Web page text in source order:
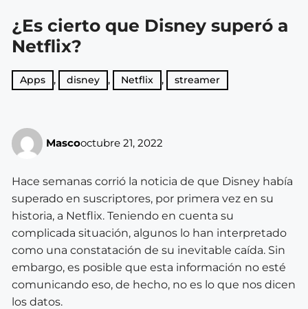
¿Es cierto que Disney superó a
Netflix?
Apps , disney , Netflix , streamer
Mascooctubre 21, 2022
Hace semanas corrió la noticia de que Disney había
superado en suscriptores, por primera vez en su
historia, a Netflix. Teniendo en cuenta su
complicada situación, algunos lo han interpretado
como una constatación de su inevitable caída. Sin
embargo, es posible que esta información no esté
comunicando eso, de hecho, no es lo que nos dicen
los datos.